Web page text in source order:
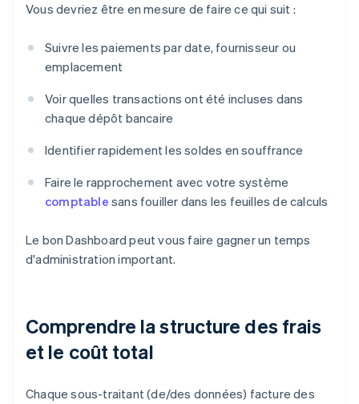
Vous devriez être en mesure de faire ce qui suit :
Suivre les paiements par date, fournisseur ou
emplacement
Voir quelles transactions ont été incluses dans
chaque dépôt bancaire
Identifier rapidement les soldes en souffrance
Faire le rapprochement avec votre système
comptable sans fouiller dans les feuilles de calculs
Le bon Dashboard peut vous faire gagner un temps
d'administration important.
Comprendre la structure des frais
et le coût total
Chaque sous-traitant (de/des données) facture des